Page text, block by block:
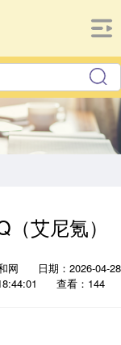
艾尼氪）
网
日期：2026-04-28
查看：144